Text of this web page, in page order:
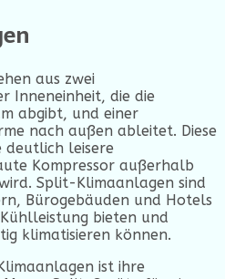
aus zwei
Inneneinheit, die die
abgibt, und einer
nach außen ableitet. Diese
deutlich leisere
Kompressor außerhalb
Split-Klimaanlagen sind
Bürogebäuden und Hotels
bieten und
klimatisieren können.
ist ihre